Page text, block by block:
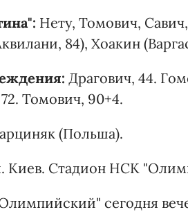
Нету, Томович,
84), Хоакин
Драгович, 44.
Томович, 90+4.
(Польша).
Киев. Стадион НСК
сегодня